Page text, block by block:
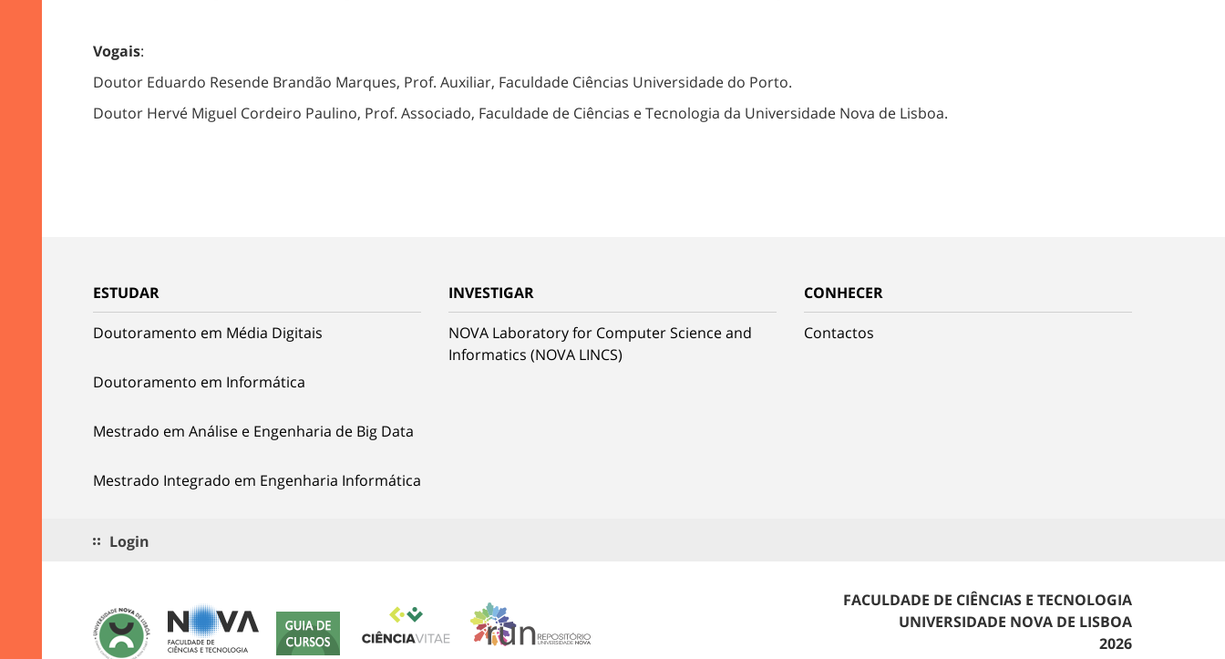
Vogais:
Doutor Eduardo Resende Brandão Marques, Prof. Auxiliar, Faculdade Ciências Universidade do Porto.
Doutor Hervé Miguel Cordeiro Paulino, Prof. Associado, Faculdade de Ciências e Tecnologia da Universidade Nova de Lisboa.
ESTUDAR
Doutoramento em Média Digitais
Doutoramento em Informática
Mestrado em Análise e Engenharia de Big Data
Mestrado Integrado em Engenharia Informática
INVESTIGAR
NOVA Laboratory for Computer Science and
Informatics (NOVA LINCS)
CONHECER
Contactos
Login
FACULDADE DE CIÊNCIAS E TECNOLOGIA
UNIVERSIDADE NOVA DE LISBOA
2026